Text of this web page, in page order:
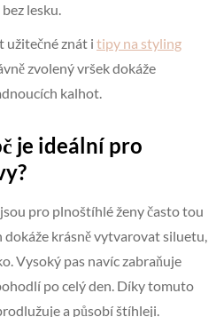
lesku.
užitečné znát i tipy na styling
zvolený vršek dokáže
kalhot.
je ideální pro
pro plnoštíhlé ženy často tou
dokáže krásně vytvarovat siluetu,
Vysoký pas navíc zabraňuje
po celý den. Díky tomuto
a působí štíhleji.